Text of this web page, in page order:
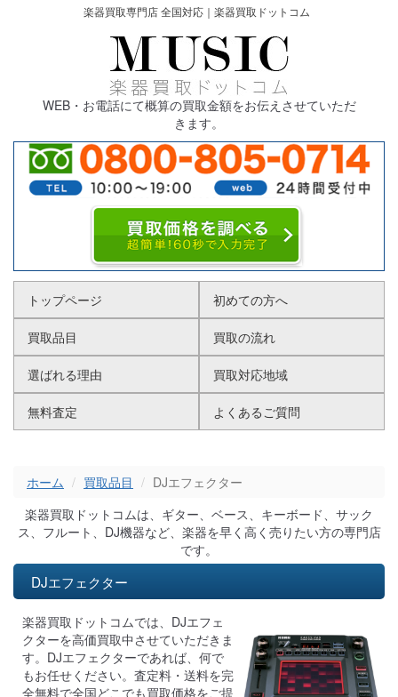
楽器買取専門店 全国対応｜楽器買取ドットコム
WEB・お電話にて概算の買取金額をお伝えさせていただ
きます。
トップページ 初めての方へ
買取品目 買取の流れ
選ばれる理由 買取対応地域
無料査定 よくあるご質問
ホーム 買取品目
DJエフェクター
楽器買取ドットコムは、ギター、ベース、キーボード、サック
ス、フルート、DJ機器など、楽器を早く高く売りたい方の専門店
です。
DJエフェクター
楽器買取ドットコムでは、DJエフェ
クターを高価買取中させていただきま
す。DJエフェクターであれば、何で
もお任せください。査定料・送料を完
全無料で全国どこでも買取価格をご提